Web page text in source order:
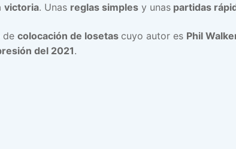
victoria. Unas reglas simples y unas partidas
de colocación de losetas cuyo autor es Phil
del 2021.